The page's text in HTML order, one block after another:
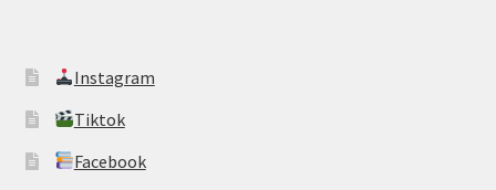
​Instagram
​Tiktok
​Facebook